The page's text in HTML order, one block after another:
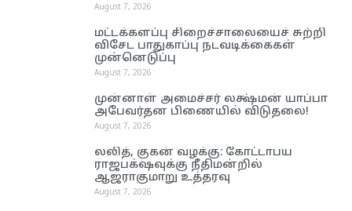
August 7, 2026
மட்டக்களப்பு சிறைச்சாலையைச் சுற்றி
விசேட பாதுகாப்பு நடவடிக்கைகள்
முன்னெடுப்பு
August 7, 2026
முன்னாள் அமைச்சர் லக்ஷ்மன் யாப்பா
அபேவர்தன பிணையில் விடுதலை!
August 7, 2026
லலித், குகன் வழக்கு: கோட்டாபய
ராஜபக்‌ஷவுக்கு நீதிமன்றில்
ஆஜராகுமாறு உத்தரவு
August 7, 2026